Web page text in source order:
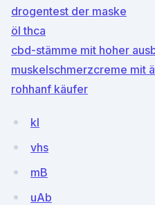
drogentest der maske
öl thca
cbd-stämme mit hoher
muskelschmerzcreme mit
rohhanf käufer
kl
vhs
mB
uAb